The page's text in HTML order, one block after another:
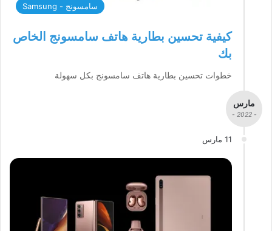
سامسونج - Samsung
كيفية تحسين بطارية هاتف سامسونج الخاص
بك
خطوات تحسين بطارية هاتف سامسونج بكل سهولة
مارس
- 2022 -
11 مارس